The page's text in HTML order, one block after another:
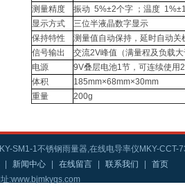
测量精度
振动 5%±2个字 ；温度
显示方式
三位半液晶数字显示
保持特性
测量值自动保持，延时自动关
信号输出
交流2V峰值（满量程及负载
电源
9V叠层电池1节，可连续使用
体积
185mm×68mm×30mm
重量
200g
SM1-1不锈钢雨量器,在线电导率仪MKY-CCT-
新闻中心 在线留言 联系我们
首页
:www.bjmkygs.com